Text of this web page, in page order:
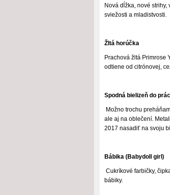
Nová dĺžka, nové
sviežosti a mladistvosti.
Žltá horúčka
Prachová žltá Primrose
odtiene od citrónovej,
Spodná bielizeň do
Možno trochu
ale aj na oblečení.
2017 nasadiť na svoju
Bábika (Babydoll girl)
Cukríkové farbičky,
bábiky.